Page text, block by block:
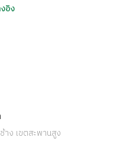
อิง
ง เขตสะพานสูง